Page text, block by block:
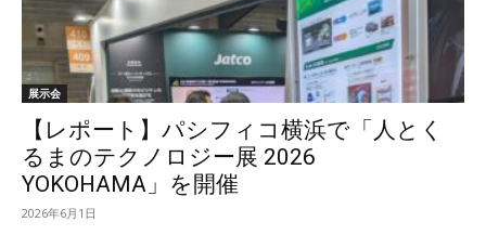
展示会
【レポート】パシフィコ横浜で「人とく
るまのテクノロジー展 2026
YOKOHAMA」を開催
2026年6月1日